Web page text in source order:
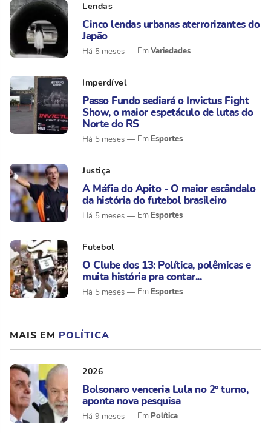
Lendas
Cinco lendas urbanas aterrorizantes do
Japão
Há 5 meses Variedades
Imperdível
Passo Fundo sediará o Invictus Fight
Show, o maior espetáculo de lutas do
Norte do RS
Há 5 meses Esportes
Justiça
A Máfia do Apito - O maior escândalo
da história do futebol brasileiro
Há 5 meses Esportes
Futebol
O Clube dos 13: Política, polêmicas e
muita história pra contar...
Há 5 meses Esportes
MAIS EM POLÍTICA
2026
Bolsonaro venceria Lula no 2º turno,
aponta nova pesquisa
Há 9 meses Política